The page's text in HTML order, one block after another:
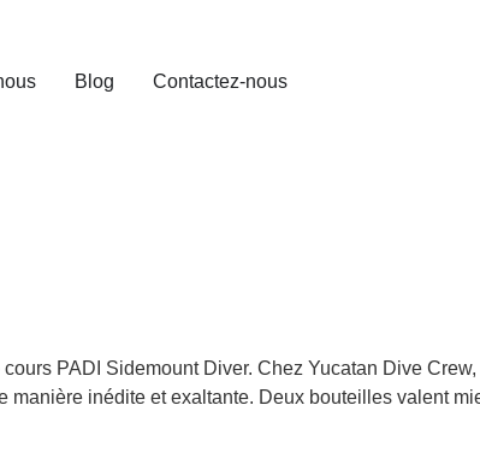
Blog Contactez-nous
PADI Sidemount Diver. Chez Yucatan Dive
inédite et exaltante. Deux bouteilles valent